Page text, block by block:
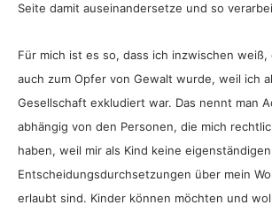
Seite damit auseinandersetze und so
Für mich ist es so, dass ich inzwischen
auch zum Opfer von Gewalt wurde, weil ich
Gesellschaft exkludiert war. Das nennt man
abhängig von den Personen, die mich
haben, weil mir als Kind keine eigenständigen
Entscheidungsdurchsetzungen über mein
erlaubt sind. Kinder können möchten und